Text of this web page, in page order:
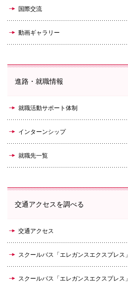
国際交流
動画ギャラリー
進路・就職情報
就職活動サポート体制
インターンシップ
就職先一覧
交通アクセスを調べる
交通アクセス
スクールバス「エレガンスエクスプレス」
スクールバス「エレガンスエクスプレス」